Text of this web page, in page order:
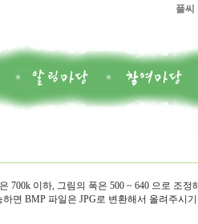
풀씨
700k 이하, 그림의 폭은 500 ~ 640 으로 조정
하면 BMP 파일은 JPG로 변환해서 올려주시